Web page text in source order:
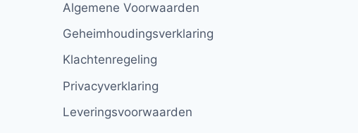
Algemene Voorwaarden
Geheimhoudingsverklaring
Klachtenregeling
Privacyverklaring
Leveringsvoorwaarden